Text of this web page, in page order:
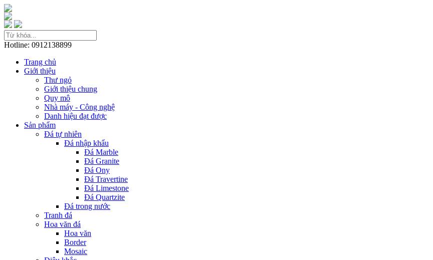
Hotline: 0912138899
Trang chủ
Giới thiệu
Thư ngỏ
Giới thiệu chung
Quy mô
Nhà máy - Công nghệ
Danh hiệu đạt được
Sản phẩm
Đá tự nhiên
Đá nhập khẩu
Đá Marble
Đá Granite
Đá Ony
Đá Travertine
Đá Limestone
Đá Quartzite
Đá trong nước
Tranh đá
Hoa văn đá
Hoa văn
Border
Mosaic